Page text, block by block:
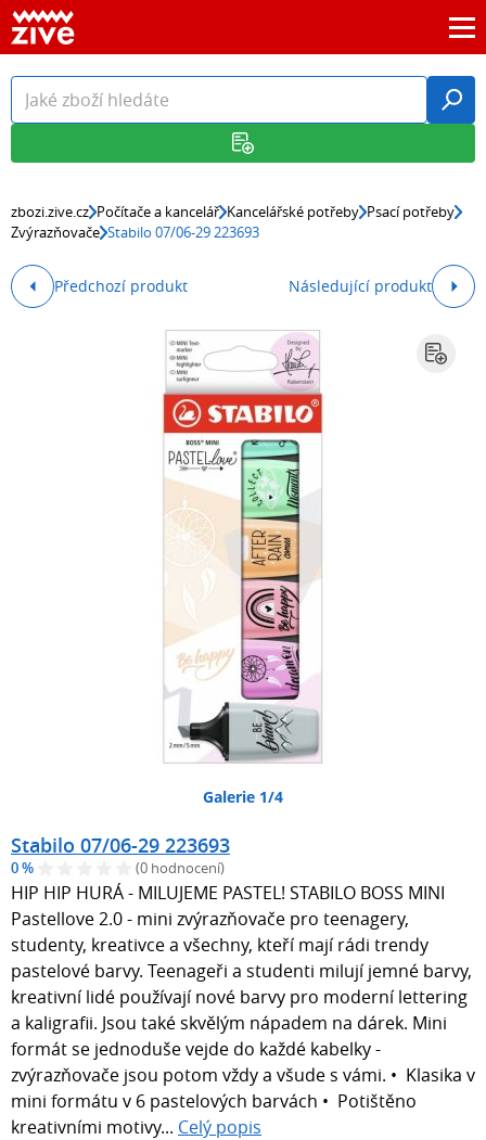
zbozi.zive.cz Počítače a kancelář Kancelářské potřeby Psací potřeby
Zvýrazňovače Stabilo 07/06-29 223693
Předchozí produkt Následující produkt
Galerie 1/4
Stabilo 07/06-29 223693
0 % (0 hodnocení)
HIP HIP HURÁ - MILUJEME PASTEL! STABILO BOSS MINI
Pastellove 2.0 - mini zvýrazňovače pro teenagery,
studenty, kreativce a všechny, kteří mají rádi trendy
pastelové barvy. Teenageři a studenti milují jemné barvy,
kreativní lidé používají nové barvy pro moderní lettering
a kaligrafii. Jsou také skvělým nápadem na dárek. Mini
formát se jednoduše vejde do každé kabelky -
zvýrazňovače jsou potom vždy a všude s vámi. • Klasika v
mini formátu v 6 pastelových barvách • Potištěno
kreativními motivy... Celý popis